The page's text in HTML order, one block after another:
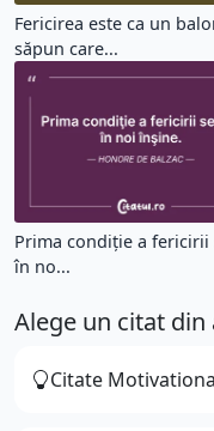
Fericirea este ca un
săpun care...
Prima condiţie a fericirii
în no...
Alege un citat din
Citate